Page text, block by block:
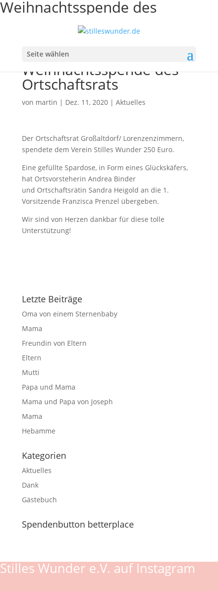
Seite wählen
Weihnachtsspende des
Ortschaftsrats
Weihnachtsspende des
Ortschaftsrats
von martin | Dez. 11, 2020| Aktuelles
Der Ortschaftsrat Großaltdorf/ Lorenzenzimmern,
spendete dem Verein Stilles Wunder 250 Euro.
Eine gefüllte Spardose, in Form eines Glückskäfers,
hat Ortsvorsteherin Andrea Binder
und Ortschaftsrätin Sandra Heigold an die 1.
Vorsitzende Franzisca Prenzel übergeben.
Wir sind von Herzen dankbar für diese tolle
Unterstützung!
Letzte Beiträge
Oma von einem Sternenbaby
Mama
Freundin von Eltern
Eltern
Mutti
Papa und Mama
Mama und Papa von Joseph
Mama
Hebamme
Kategorien
Aktuelles
Dank
Gästebuch
Spendenbutton betterplace
Stilles Wunder e.V. auf Instagram